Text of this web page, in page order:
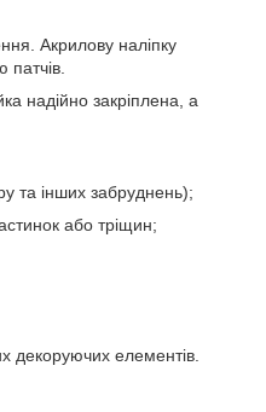
Акрилову наліпку
патчів.
надійно закріплена, а
та інших забруднень);
або тріщин;
декоруючих елементів.